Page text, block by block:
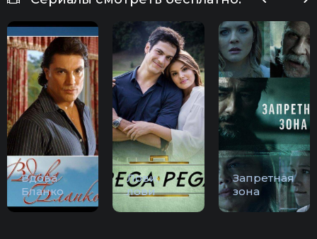
Вдова
Бланко
Лови,
лови
Запретная
зона